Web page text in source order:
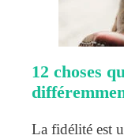
12 choses
La fidélité est